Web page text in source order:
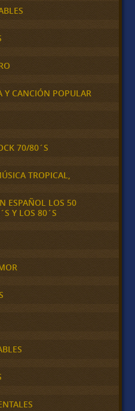
Y CANCIÓN POPULAR
70/80´S
TROPICAL,
ESPAÑOL LOS 50
Y LOS 80´S